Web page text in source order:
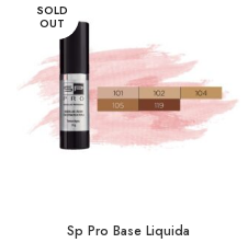
SOLD
OUT
Sp Pro Base Liquida